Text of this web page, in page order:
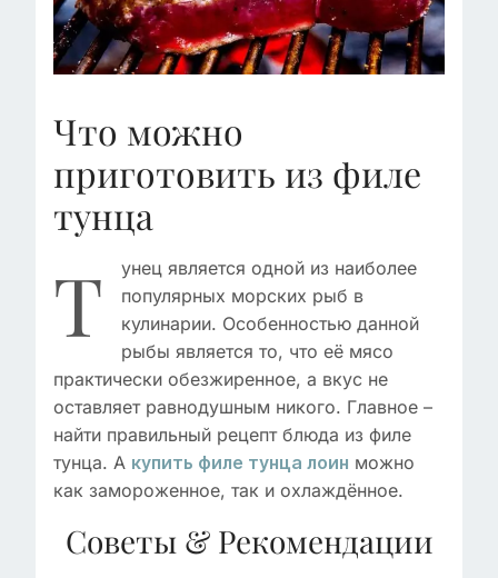
Что можно
приготовить из филе
тунца
Т
унец является одной из наиболее
популярных морских рыб в
кулинарии. Особенностью данной
рыбы является то, что её мясо
практически обезжиренное, а вкус не
оставляет равнодушным никого. Главное –
найти правильный рецепт блюда из филе
тунца. А купить филе тунца лоин можно
как замороженное, так и охлаждённое.
Советы & Рекомендации